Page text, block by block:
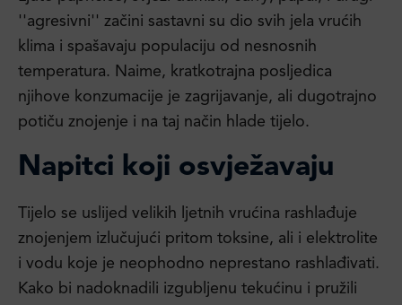
''agresivni'' začini sastavni su dio svih jela vrućih
klima i spašavaju populaciju od nesnosnih
temperatura. Naime, kratkotrajna posljedica
njihove konzumacije je zagrijavanje, ali dugotrajno
potiču znojenje i na taj način hlade tijelo.
Napitci koji osvježavaju
Tijelo se uslijed velikih ljetnih vrućina rashlađuje
znojenjem izlučujući pritom toksine, ali i elektrolite
i vodu koje je neophodno neprestano rashlađivati.
Kako bi nadoknadili izgubljenu tekućinu i pružili